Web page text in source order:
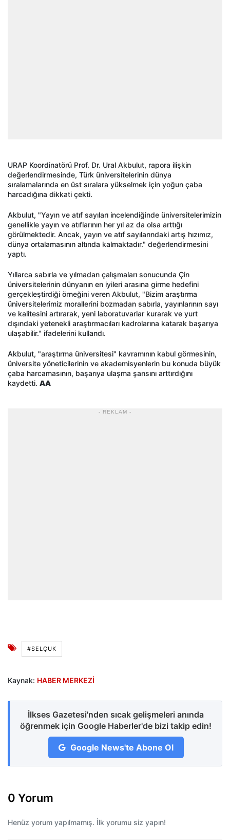
URAP Koordinatörü Prof. Dr. Ural Akbulut, rapora ilişkin
değerlendirmesinde, Türk üniversitelerinin dünya
sıralamalarında en üst sıralara yükselmek için yoğun çaba
harcadığına dikkati çekti.
Akbulut, "Yayın ve atıf sayıları incelendiğinde üniversitelerimizin
genellikle yayın ve atıflarının her yıl az da olsa arttığı
görülmektedir. Ancak, yayın ve atıf sayılarındaki artış hızımız,
dünya ortalamasının altında kalmaktadır." değerlendirmesini
yaptı.
Yıllarca sabırla ve yılmadan çalışmaları sonucunda Çin
üniversitelerinin dünyanın en iyileri arasına girme hedefini
gerçekleştirdiği örneğini veren Akbulut, "Bizim araştırma
üniversitelerimiz morallerini bozmadan sabırla, yayınlarının sayı
ve kalitesini artırarak, yeni laboratuvarlar kurarak ve yurt
dışındaki yetenekli araştırmacıları kadrolarına katarak başarıya
ulaşabilir." ifadelerini kullandı.
Akbulut, "araştırma üniversitesi" kavramının kabul görmesinin,
üniversite yöneticilerinin ve akademisyenlerin bu konuda büyük
çaba harcamasının, başarıya ulaşma şansını arttırdığını
kaydetti. AA
- REKLAM -
#SELÇUK
Kaynak: HABER MERKEZİ
İlkses Gazetesi'nden sıcak gelişmeleri anında
öğrenmek için Google Haberler'de bizi takip edin!
Google News'te Abone Ol
0 Yorum
Henüz yorum yapılmamış. İlk yorumu siz yapın!